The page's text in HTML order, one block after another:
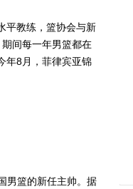
教练，篮协会与新
间每一年男篮都在
年8月，菲律宾亚锦
男篮的新任主帅。据